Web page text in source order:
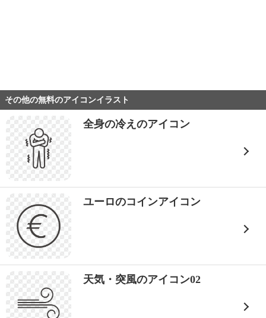
その他の無料のアイコンイラスト
全身の冷えのアイコン
ユーロのコインアイコン
天気・突風のアイコン02